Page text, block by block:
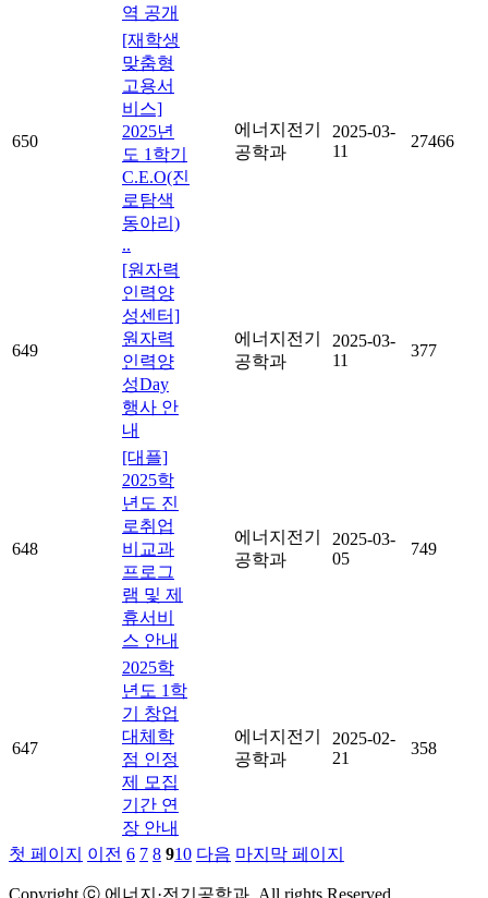
역 공개
650
[재학생
맞춤형
고용서
비스]
2025년
도 1학기
C.E.O(진
로탐색
동아리)
..
에너지전기
공학과
2025-03-
11
27466
649
[원자력
인력양
성센터]
원자력
인력양
성Day
행사 안
내
에너지전기
공학과
2025-03-
11
377
648
[대플]
2025학
년도 진
로취업
비교과
프로그
램 및 제
휴서비
스 안내
에너지전기
공학과
2025-03-
05
749
647
2025학
년도 1학
기 창업
대체학
점 인정
제 모집
기간 연
장 안내
에너지전기
공학과
2025-02-
21
358
첫 페이지 이전 6 7 8 910 다음 마지막 페이지
Copyright ⓒ 에너지·전기공학과. All rights Reserved.